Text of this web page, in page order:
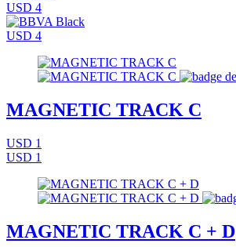
USD 4
USD 4
MAGNETIC TRACK C
USD 1
USD 1
MAGNETIC TRACK C + D